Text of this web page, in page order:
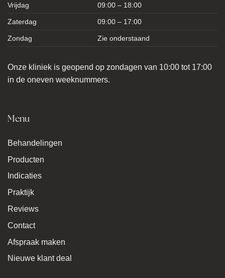
Vrijdag 09:00 – 18:00
Zaterdag 09:00 – 17:00
Zondag Zie onderstaand
Onze kliniek is geopend op zondagen van 10:00 tot 17:00
in de oneven weeknummers.
Menu
Behandelingen
Producten
Indicaties
Praktijk
Reviews
Contact
Afspraak maken
Nieuwe klant deal